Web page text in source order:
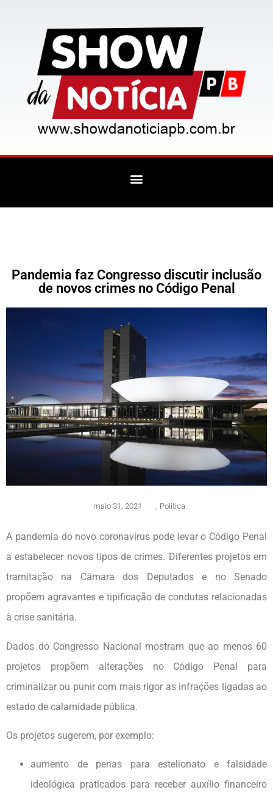
Pandemia faz Congresso discutir inclusão
de novos crimes no Código Penal
maio 31, 2021 , Política
A pandemia do novo coronavírus pode levar o Código Penal
a estabelecer novos tipos de crimes. Diferentes projetos em
tramitação na Câmara dos Deputados e no Senado
propõem agravantes e tipificação de condutas relacionadas
à crise sanitária.
Dados do Congresso Nacional mostram que ao menos 60
projetos propõem alterações no Código Penal para
criminalizar ou punir com mais rigor as infrações ligadas ao
estado de calamidade pública.
Os projetos sugerem, por exemplo:
aumento de penas para estelionato e falsidade
ideológica praticados para receber auxílio financeiro